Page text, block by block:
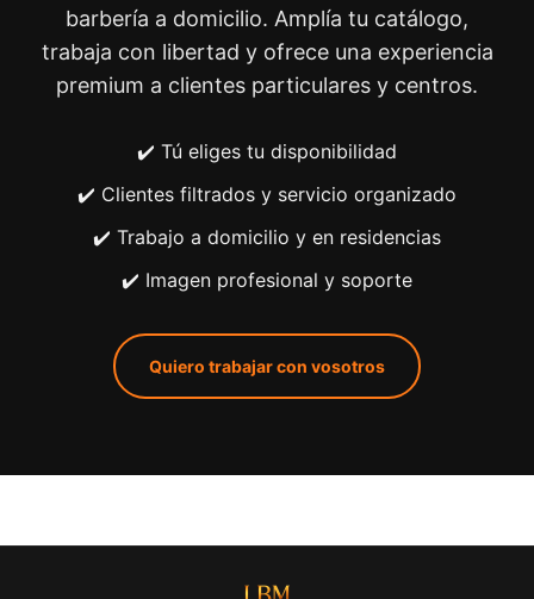
barbería a domicilio. Amplía tu catálogo,
trabaja con libertad y ofrece una experiencia
premium a clientes particulares y centros.
✔️ Tú eliges tu disponibilidad
✔️ Clientes filtrados y servicio organizado
✔️ Trabajo a domicilio y en residencias
✔️ Imagen profesional y soporte
Quiero trabajar con vosotros